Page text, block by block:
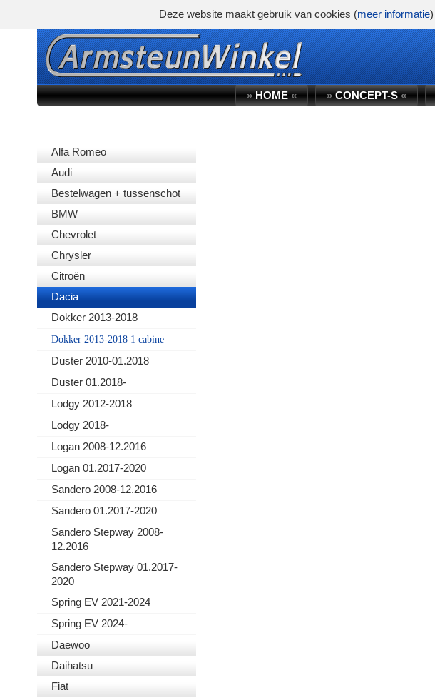
»HOME« »CONCEPT-S«
Alfa Romeo
Audi
Bestelwagen + tussenschot
BMW
Chevrolet
Chrysler
Citroën
Dacia
Dokker 2013-2018
Dokker 2013-2018 1 cabine
Duster 2010-01.2018
Duster 01.2018-
Lodgy 2012-2018
Lodgy 2018-
Logan 2008-12.2016
Logan 01.2017-2020
Sandero 2008-12.2016
Sandero 01.2017-2020
Sandero Stepway 2008-
12.2016
Sandero Stepway 01.2017-
2020
Spring EV 2021-2024
Spring EV 2024-
Daewoo
Daihatsu
Fiat
Deze website maakt gebruik van cookies (meer informatie)